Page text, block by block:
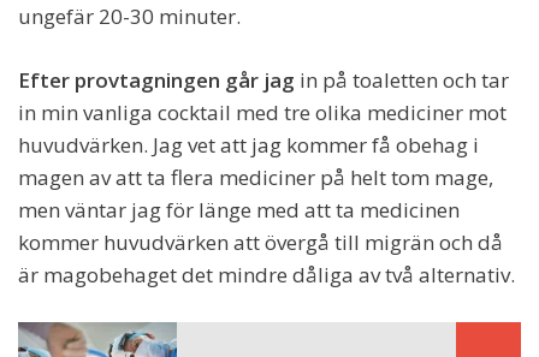
ungefär 20-30 minuter.
Efter provtagningen går jag in på toaletten och tar
in min vanliga cocktail med tre olika mediciner mot
huvudvärken. Jag vet att jag kommer få obehag i
magen av att ta flera mediciner på helt tom mage,
men väntar jag för länge med att ta medicinen
kommer huvudvärken att övergå till migrän och då
är magobehaget det mindre dåliga av två alternativ.